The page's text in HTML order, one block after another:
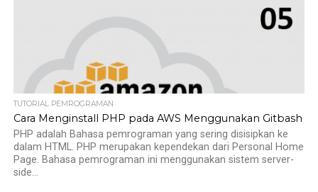
TUTORIAL PEMROGRAMAN
Cara Menginstall PHP pada AWS Menggunakan Gitbash
PHP adalah Bahasa pemrograman yang sering disisipkan ke
dalam HTML. PHP merupakan kependekan dari Personal Home
Page. Bahasa pemrograman ini menggunakan sistem server-
side...